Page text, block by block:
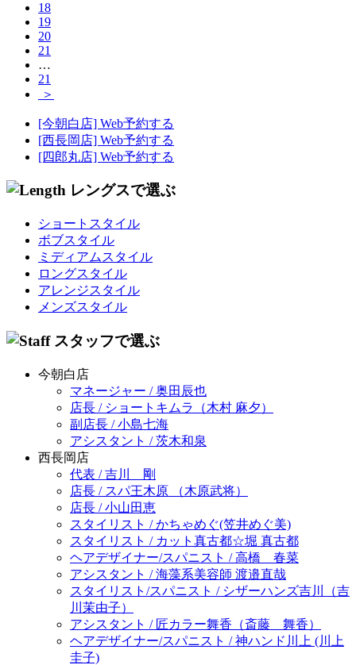
18
19
20
21
…
21
＞
[今朝白店] Web予約する
[西長岡店] Web予約する
[四郎丸店] Web予約する
ショートスタイル
ボブスタイル
ミディアムスタイル
ロングスタイル
アレンジスタイル
メンズスタイル
今朝白店
マネージャー / 奥田辰也
店長 / ショートキムラ（木村 麻夕）
副店長 / 小島七海
アシスタント / 茨木和泉
西長岡店
代表 / 吉川 剛
店長 / スパ王木原 （木原武将）
店長 / 小山田恵
スタイリスト / かちゃめぐ(笠井めぐ美)
スタイリスト / カット真古都☆堀 真古都
ヘアデザイナー/スパニスト / 高橋 春菜
アシスタント / 海藻系美容師 渡邉直哉
スタイリスト/スパニスト / シザーハンズ吉川（吉
川茉由子）
アシスタント / 匠カラー舞香（斎藤 舞香）
ヘアデザイナー/スパニスト / 神ハンド川上 (川上
圭子)